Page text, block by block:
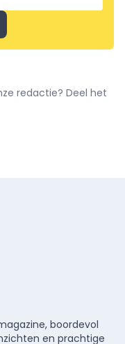
redactie? Deel het
boordevol
en prachtige